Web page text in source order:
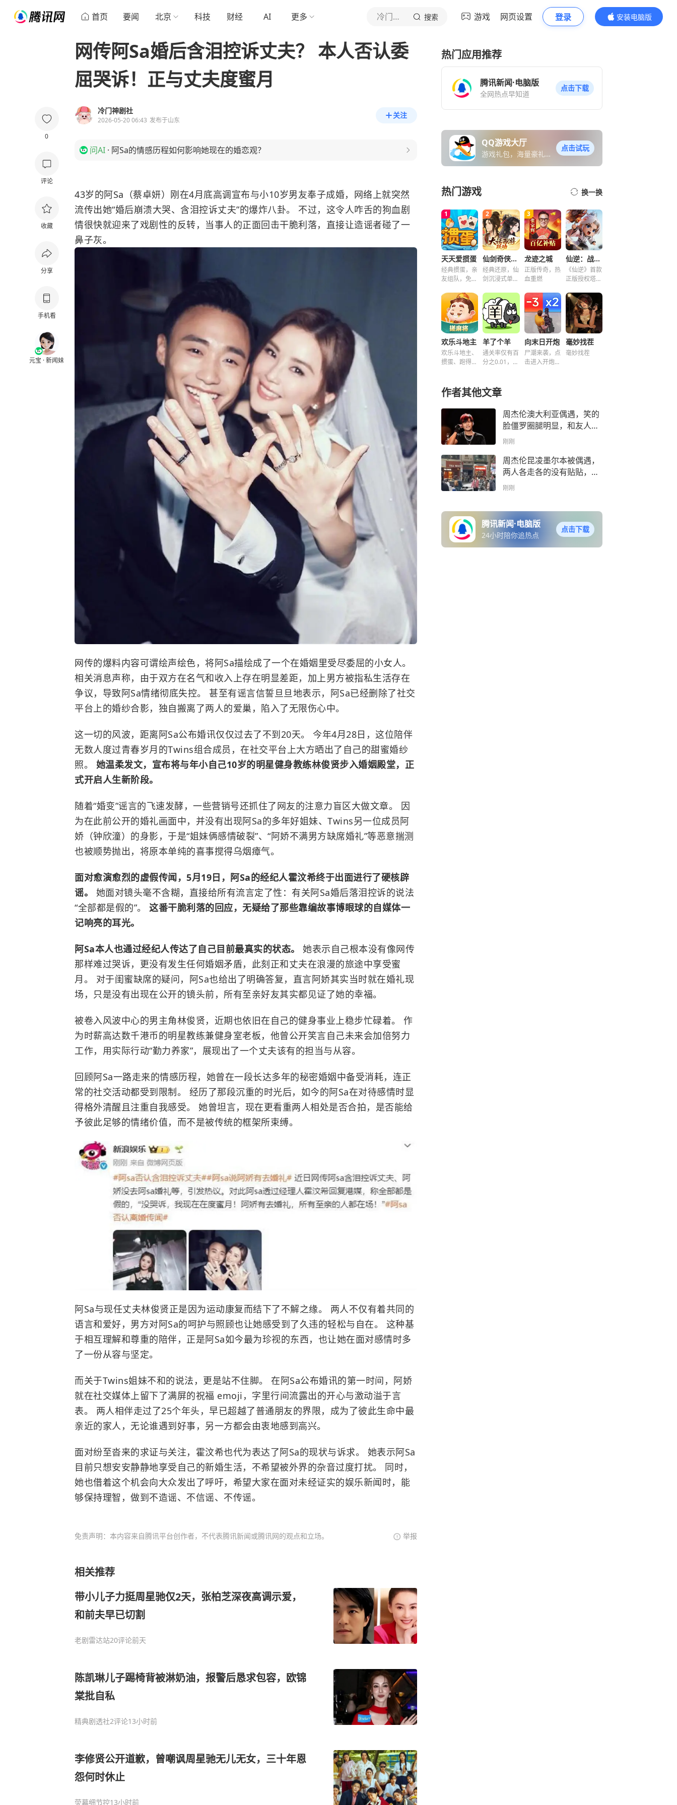
首页 要闻 北京 科技 财经 AI 更多 冷门神剧社 搜索 游戏 网页设置 登录
安装电脑版
内容更精彩
0
评论
收藏
分享
手机看
元宝 · 新闻妹
网传阿Sa婚后含泪控诉丈夫？ 本人否认委
屈哭诉！正与丈夫度蜜月
冷门神剧社
2026-05-20 06:43 发布于山东
关注
问AI · 阿Sa的情感历程如何影响她现在的婚恋观？
43岁的阿Sa（蔡卓妍）刚在4月底高调宣布与小10岁男友奉子成婚，网络上就突然
流传出她“婚后崩溃大哭、含泪控诉丈夫”的爆炸八卦。 不过，这令人咋舌的狗血剧
情很快就迎来了戏剧性的反转，当事人的正面回击干脆利落，直接让造谣者碰了一
鼻子灰。
网传的爆料内容可谓绘声绘色，将阿Sa描绘成了一个在婚姻里受尽委屈的小女人。
相关消息声称，由于双方在名气和收入上存在明显差距，加上男方被指私生活存在
争议，导致阿Sa情绪彻底失控。 甚至有谣言信誓旦旦地表示，阿Sa已经删除了社交
平台上的婚纱合影，独自搬离了两人的爱巢，陷入了无限伤心中。
这一切的风波，距离阿Sa公布婚讯仅仅过去了不到20天。 今年4月28日，这位陪伴
无数人度过青春岁月的Twins组合成员，在社交平台上大方晒出了自己的甜蜜婚纱
照。 她温柔发文，宣布将与年小自己10岁的明星健身教练林俊贤步入婚姻殿堂，正
式开启人生新阶段。
随着“婚变”谣言的飞速发酵，一些营销号还抓住了网友的注意力盲区大做文章。 因
为在此前公开的婚礼画面中，并没有出现阿Sa的多年好姐妹、Twins另一位成员阿
娇（钟欣潼）的身影，于是“姐妹俩感情破裂”、“阿娇不满男方缺席婚礼”等恶意揣测
也被顺势抛出，将原本单纯的喜事搅得乌烟瘴气。
面对愈演愈烈的虚假传闻，5月19日，阿Sa的经纪人霍汶希终于出面进行了硬核辟
谣。 她面对镜头毫不含糊，直接给所有流言定了性：有关阿Sa婚后落泪控诉的说法
“全部都是假的”。 这番干脆利落的回应，无疑给了那些靠编故事博眼球的自媒体一
记响亮的耳光。
阿Sa本人也通过经纪人传达了自己目前最真实的状态。 她表示自己根本没有像网传
那样难过哭诉，更没有发生任何婚姻矛盾，此刻正和丈夫在浪漫的旅途中享受蜜
月。 对于闺蜜缺席的疑问，阿Sa也给出了明确答复，直言阿娇其实当时就在婚礼现
场，只是没有出现在公开的镜头前，所有至亲好友其实都见证了她的幸福。
被卷入风波中心的男主角林俊贤，近期也依旧在自己的健身事业上稳步忙碌着。 作
为时薪高达数千港币的明星教练兼健身室老板，他曾公开笑言自己未来会加倍努力
工作，用实际行动“勤力养家”，展现出了一个丈夫该有的担当与从容。
回顾阿Sa一路走来的情感历程，她曾在一段长达多年的秘密婚姻中备受消耗，连正
常的社交活动都受到限制。 经历了那段沉重的时光后，如今的阿Sa在对待感情时显
得格外清醒且注重自我感受。 她曾坦言，现在更看重两人相处是否合拍，是否能给
予彼此足够的情绪价值，而不是被传统的框架所束缚。
阿Sa与现任丈夫林俊贤正是因为运动康复而结下了不解之缘。 两人不仅有着共同的
语言和爱好，男方对阿Sa的呵护与照顾也让她感受到了久违的轻松与自在。 这种基
于相互理解和尊重的陪伴，正是阿Sa如今最为珍视的东西，也让她在面对感情时多
了一份从容与坚定。
而关于Twins姐妹不和的说法，更是站不住脚。 在阿Sa公布婚讯的第一时间，阿娇
就在社交媒体上留下了满屏的祝福 emoji，字里行间流露出的开心与激动溢于言
表。 两人相伴走过了25个年头，早已超越了普通朋友的界限，成为了彼此生命中最
亲近的家人，无论谁遇到好事，另一方都会由衷地感到高兴。
面对纷至沓来的求证与关注，霍汶希也代为表达了阿Sa的现状与诉求。 她表示阿Sa
目前只想安安静静地享受自己的新婚生活，不希望被外界的杂音过度打扰。 同时，
她也借着这个机会向大众发出了呼吁，希望大家在面对未经证实的娱乐新闻时，能
够保持理智，做到不造谣、不信谣、不传谣。
免责声明：本内容来自腾讯平台创作者，不代表腾讯新闻或腾讯网的观点和立场。 举报
相关推荐
带小儿子力挺周星驰仅2天，张柏芝深夜高调示爱，
和前夫早已切割
老剧雷达站20评论前天
陈凯琳儿子踢椅背被淋奶油，报警后恳求包容，欧锦
棠批自私
精典剧透社2评论13小时前
李修贤公开道歉，曾嘲讽周星驰无儿无女，三十年恩
怨何时休止
荧幕细节控13小时前
热门应用推荐
腾讯新闻·电脑版
全网热点早知道
点击下载
QQ游戏大厅
游戏礼包，海量豪礼免
点击试玩
热门游戏 换一换
天天爱掼蛋
经典掼蛋，亲
友组队，免费
仙剑奇侠传之新的开始
经典还原，仙
剑沉浸式单机
龙迹之城
正版传奇，热
血重燃
仙逆：战天道
《仙逆》首款
正版授权塔防
欢乐斗地主
欢乐斗地主、
掼蛋、跑得
羊了个羊
通关率仅有百
分之0.01，快
向末日开炮
尸潮来袭，点
击进入开炮宇
毫妙找茬
毫妙找茬
作者其他文章
周杰伦澳大利亚偶遇，笑的
脸僵罗圈腿明显，和友人围
着树转好开心
刚刚
周杰伦昆凌墨尔本被偶遇，
两人各走各的没有贴贴，被
说是形同陌路
刚刚
腾讯新闻·电脑版
24小时陪你追热点
点击下载